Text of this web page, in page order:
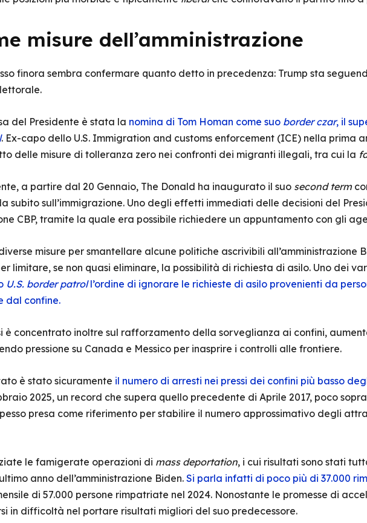
misure dell’amministrazione
finora sembra confermare quanto detto in precedenza: Trump sta
del Presidente è stata la nomina di Tom Homan come suo border czar, il
. Ex-capo dello U.S. Immigration and customs enforcement (ICE) nella prima
delle misure di tolleranza zero nei confronti dei migranti illegali, tra cui la
a partire dal 20 Gennaio, The Donald ha inaugurato il suo second term
subito sull’immigrazione. Uno degli effetti immediati delle decisioni del
CBP, tramite la quale era possibile richiedere un appuntamento con gli
misure per smantellare alcune politiche ascrivibili all’amministrazione
limitare, se non quasi eliminare, la possibilità di richiesta di asilo. Uno dei
U.S. border patroll’ordine di ignorare le richieste di asilo provenienti da
dal confine.
è concentrato inoltre sul rafforzamento della sorveglianza ai confini,
pressione su Canada e Messico per inasprire i controlli alle frontiere.
è stato sicuramente il numero di arresti nei pressi dei confini più basso
2025, un record che supera quello precedente di Aprile 2017, poco
presa come riferimento per stabilire il numero approssimativo degli
le famigerate operazioni di mass deportation, i cui risultati sono stati
anno dell’amministrazione Biden. Si parla infatti di poco più di 37.000
di 57.000 persone rimpatriate nel 2024. Nonostante le promesse di
in difficoltà nel portare risultati migliori del suo predecessore.